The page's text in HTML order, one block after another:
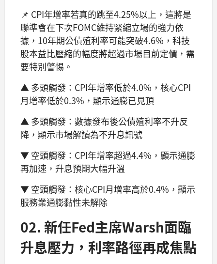
📌 CPI年增率若真的跳至4.25%以上，這將是
聯準會在下次FOMC維持緊縮立場的強力依
據，10年期公債殖利率可能突破4.6%，科技
股本益比壓縮的幅度將超過市場目前定價，需
要特別警惕。
▲ 多頭觸發：CPI年增率低於4.0%，核心CPI
月增率低於0.3%，顯示通膨已見頂
▲ 多頭觸發：數據發布後公債殖利率不升反
降，顯示市場解讀為不升息訊號
▼ 空頭觸發：CPI年增率超過4.4%，顯示通膨
再加速，升息預期大幅升溫
▼ 空頭觸發：核心CPI月增率高於0.4%，顯示
服務業通膨黏性未解除
02. 新任Fed主席Warsh面臨
升息壓力，利率路徑再成焦點